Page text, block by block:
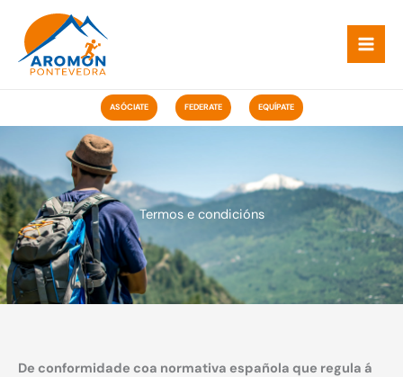
contido
ASÓCIATE FEDERATE EQUÍPATE
Termos e condicións
De conformidade coa normativa española que regula á